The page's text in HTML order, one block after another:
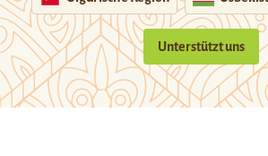
Unterstützt uns